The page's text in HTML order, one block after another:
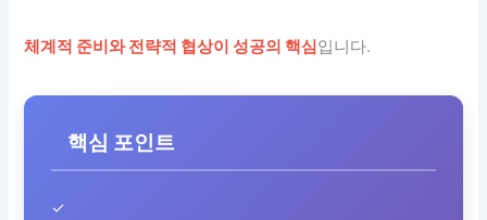
체계적 준비와 전략적 협상이 성공의 핵심입니다.
핵심 포인트
✓